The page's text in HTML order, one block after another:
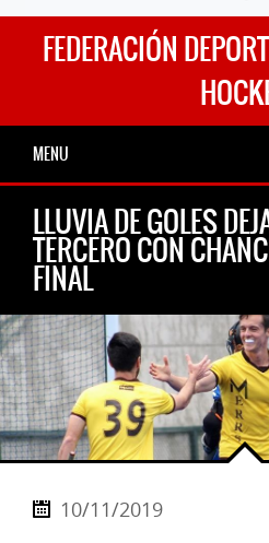
FEDERACIÓN
MENU
LLUVIA DE GOLES
TERCERO CON
FINAL
10/11/2019